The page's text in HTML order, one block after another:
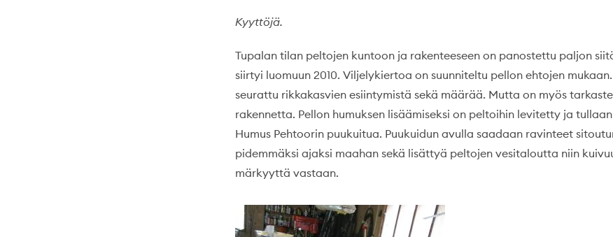
Kyyttöjä.
Tupalan tilan peltojen kuntoon ja rakenteeseen on panostettu paljon
siirtyi luomuun 2010. Viljelykiertoa on suunniteltu pellon ehtojen
seurattu rikkakasvien esiintymistä sekä määrää. Mutta on myös
rakennetta. Pellon humuksen lisäämiseksi on peltoihin levitetty ja
Humus Pehtoorin puukuitua. Puukuidun avulla saadaan ravinteet
pidemmäksi ajaksi maahan sekä lisättyä peltojen vesitaloutta niin
märkyyttä vastaan.